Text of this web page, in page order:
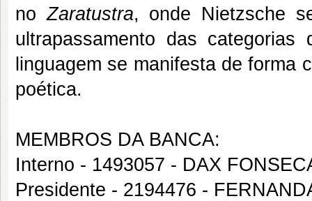
no Zaratustra, onde Nietzsche
ultrapassamento das
linguagem se manifesta de forma
poética.
MEMBROS DA BANCA:
Interno - 1493057 - DAX
Presidente - 2194476 -